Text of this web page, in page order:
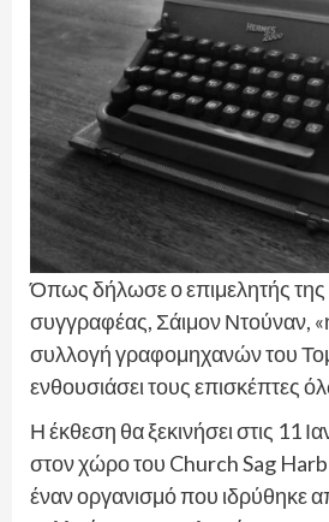
Όπως δήλωσε ο επιμελητής της
συγγραφέας, Σάιμον Ντούναν,
συλλογή γραφομηχανών του
ενθουσιάσει τους επισκέπτες
Η έκθεση θα ξεκινήσει στις 11
στον χώρο του Church Sag
έναν οργανισμό που ιδρύθηκε